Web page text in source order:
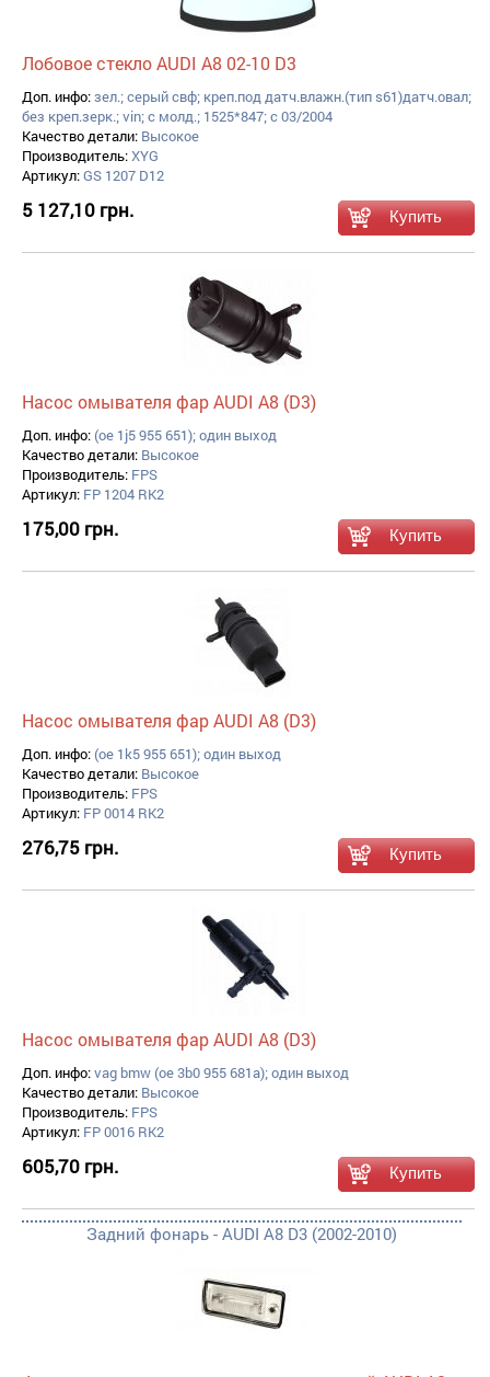
Лобовое стекло AUDI A8 02-10 D3
Доп. инфо:зел.; серый свф; креп.под датч.влажн.(тип s61)датч.овал;
без креп.зерк.; vin; с молд.; 1525*847; с 03/2004
Качество детали: Высокое
Производитель:XYG
Артикул:GS 1207 D12
5 127,10 грн.
Насос омывателя фар AUDI A8 (D3)
Доп. инфо: (oe 1j5 955 651); один выход
Качество детали: Высокое
Производитель: FPS
Артикул: FP 1204 RK2
175,00 грн.
Насос омывателя фар AUDI A8 (D3)
Доп. инфо: (oe 1k5 955 651); один выход
Качество детали: Высокое
Производитель: FPS
Артикул: FP 0014 RK2
276,75 грн.
Насос омывателя фар AUDI A8 (D3)
Доп. инфо:vag bmw (oe 3b0 955 681a); один выход
Качество детали: Высокое
Производитель: FPS
Артикул: FP 0016 RK2
605,70 грн.
Задний фонарь - AUDI A8 D3 (2002-2010)